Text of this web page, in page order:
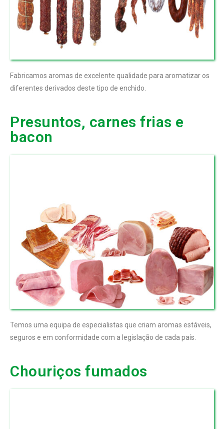
Fabricamos aromas de excelente qualidade para aromatizar os
diferentes derivados deste tipo de enchido.
Presuntos, carnes frias e
bacon
Temos uma equipa de especialistas que criam aromas estáveis,
seguros e em conformidade com a legislação de cada país.
Chouriços fumados